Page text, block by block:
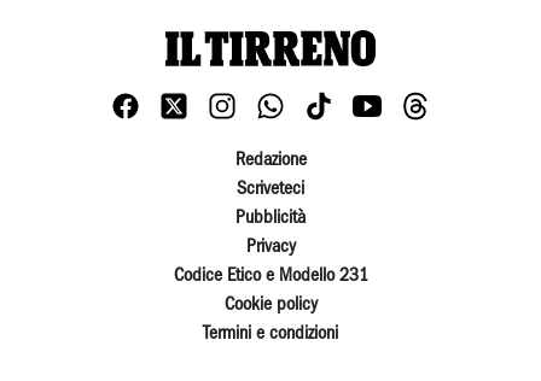
Redazione
Scriveteci
Pubblicità
Privacy
Codice Etico e Modello 231
Cookie policy
Termini e condizioni